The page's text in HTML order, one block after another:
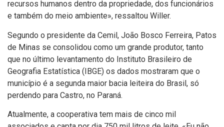
recursos humanos dentro da propriedade, dos funcionários
e também do meio ambiente», ressaltou Willer.
Segundo o presidente da Cemil, João Bosco Ferreira, Patos
de Minas se consolidou como um grande produtor, tanto
que no último levantamento do Instituto Brasileiro de
Geografia Estatí­stica (IBGE) os dados mostraram que o
municí­pio é a segunda maior bacia leiteira do Brasil, só
perdendo para Castro, no Paraná.
Atualmente, a cooperativa tem mais de cinco mil